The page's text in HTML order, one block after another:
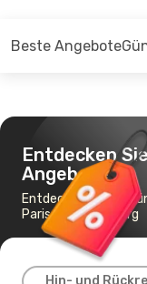
Beste Angebote
Entdecken
Angebote
Entdecken Sie die
Paris nach Hamburg
Hin- und